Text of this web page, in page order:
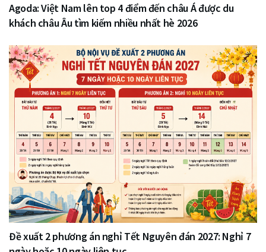
Agoda: Việt Nam lên top 4 điểm đến châu Á được du
khách châu Âu tìm kiếm nhiều nhất hè 2026
Đề xuất 2 phương án nghỉ Tết Nguyên đán 2027: Nghỉ 7